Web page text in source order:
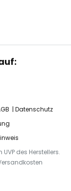
Datenschutz
des Herstellers.